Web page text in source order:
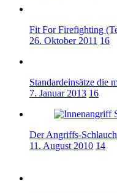
Fit For Firefighting
26. Oktober 2011 16
Standardeinsätze die
7. Januar 2013 16
Der Angriffs-
11. August 2010 14